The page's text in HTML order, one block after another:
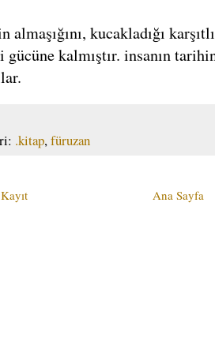
almaşığını, kucakladığı
kalmıştır. insanın
.kitap,füruzan
Ana Sayfa